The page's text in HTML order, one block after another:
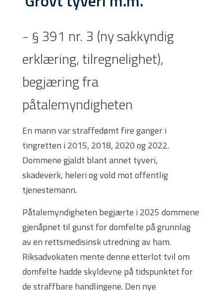
- § 391 nr. 3 (ny sakkyndig
erklæring, tilregnelighet),
begjæring fra
påtalemyndigheten
En mann var straffedømt fire ganger i
tingretten i 2015, 2018, 2020 og 2022.
Dommene gjaldt blant annet tyveri,
skadeverk, heleri og vold mot offentlig
tjenestemann.
Påtalemyndigheten begjærte i 2025 dommene
gjenåpnet til gunst for domfelte på grunnlag
av en rettsmedisinsk utredning av ham.
Riksadvokaten mente denne etterlot tvil om
domfelte hadde skyldevne på tidspunktet for
de straffbare handlingene. Den nye